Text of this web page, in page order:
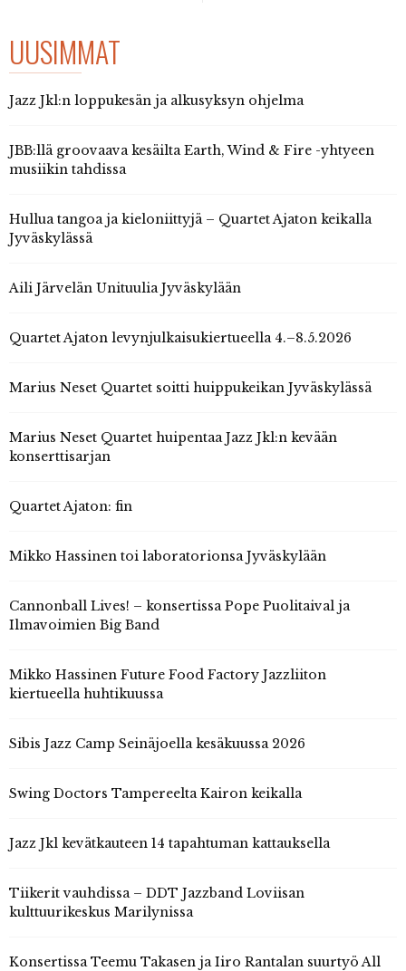
UUSIMMAT
Jazz Jkl:n loppukesän ja alkusyksyn ohjelma
JBB:llä groovaava kesäilta Earth, Wind & Fire -yhtyeen
musiikin tahdissa
Hullua tangoa ja kieloniittyjä – Quartet Ajaton keikalla
Jyväskylässä
Aili Järvelän Unituulia Jyväskylään
Quartet Ajaton levynjulkaisukiertueella 4.–8.5.2026
Marius Neset Quartet soitti huippukeikan Jyväskylässä
Marius Neset Quartet huipentaa Jazz Jkl:n kevään
konserttisarjan
Quartet Ajaton: fin
Mikko Hassinen toi laboratorionsa Jyväskylään
Cannonball Lives! – konsertissa Pope Puolitaival ja
Ilmavoimien Big Band
Mikko Hassinen Future Food Factory Jazzliiton
kiertueella huhtikuussa
Sibis Jazz Camp Seinäjoella kesäkuussa 2026
Swing Doctors Tampereelta Kairon keikalla
Jazz Jkl kevätkauteen 14 tapahtuman kattauksella
Tiikerit vauhdissa – DDT Jazzband Loviisan
kulttuurikeskus Marilynissa
Konsertissa Teemu Takasen ja Iiro Rantalan suurtyö All